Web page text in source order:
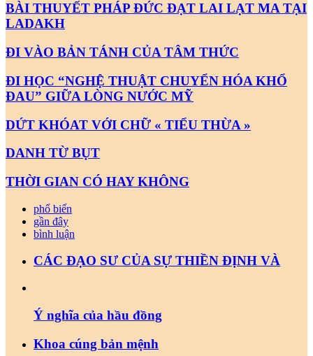
BÀI THUYẾT PHÁP ĐỨC ĐẠT LAI LẠT MA TẠI
LADAKH
ĐI VÀO BẢN TÁNH CỦA TÂM THỨC
ĐI HỌC “NGHỆ THUẬT CHUYỂN HÓA KHỔ
ĐAU” GIỮA LÒNG NƯỚC MỸ
DỨT KHÓAT VỚI CHỮ « TIỂU THỪA »
DANH TỪ BỤT
THỜI GIAN CÓ HAY KHÔNG
phổ biến
gần đây
bình luận
CÁC ĐẠO SƯ CỦA SỰ THIỀN ĐỊNH VÀ
Ý nghĩa của hầu đồng
Khoa cúng bản mệnh